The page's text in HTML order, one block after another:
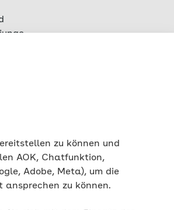
zu können und
AOK, Chatfunktion,
Adobe, Meta), um die
ansprechen zu können.